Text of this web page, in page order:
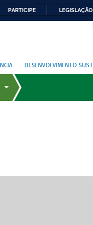
PARTICIPE LEGISLAÇÃO
DESENVOLVIMENTO
de